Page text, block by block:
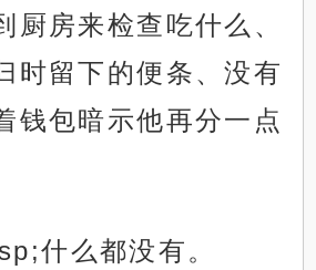
厨房来检查吃什么、
时留下的便条、没有
钱包暗示他再分一点
什么都没有。